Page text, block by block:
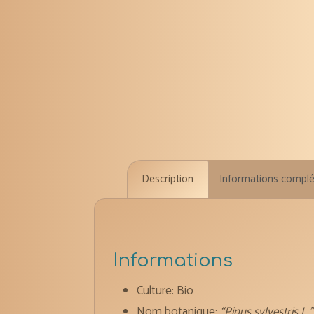
Description Informations
Informations
Culture: Bio